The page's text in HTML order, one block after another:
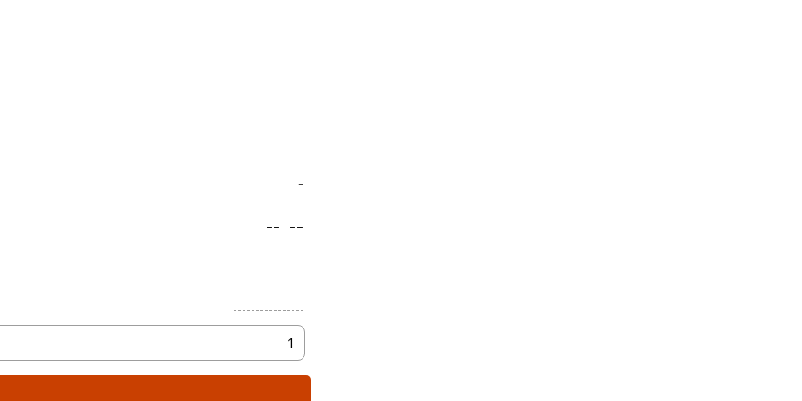
-
--
--
--